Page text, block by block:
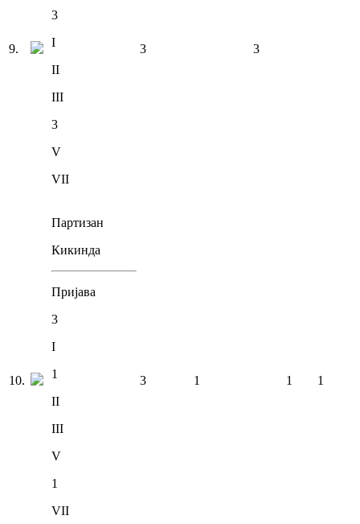
9.
3
I
II
III
3
V
VII
3 3
10.
Партизан
Кикинда
Пријава
3
I
1
II
III
V
1
VII
3 1 1 1